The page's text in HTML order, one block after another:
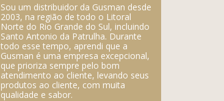
Sou um distribuidor da Gusman desde
2003, na região de todo o Litoral
Norte do Rio Grande do Sul, incluindo
Santo Antonio da Patrulha. Durante
todo esse tempo, aprendi que a
Gusman é uma empresa excepcional,
que prioriza sempre pelo bom
atendimento ao cliente, levando seus
produtos ao cliente, com muita
qualidade e sabor.